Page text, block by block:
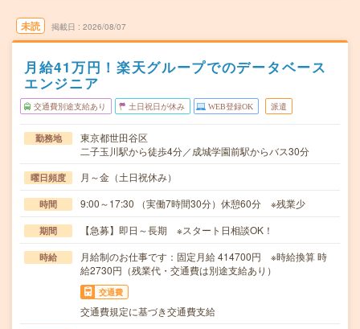
未読 掲載日 2026/08/07
月給41万円！楽天グループでのデータベース
エンジニア
交通費別途支給あり 土日祝日が休み WEB登録OK 派遣
勤務地
東京都世田谷区
二子玉川駅から徒歩4分／成城学園前駅からバス30分
曜日頻度 月～金（土日祝休み）
時間 9:00～17:30 （実働7時間30分）休憩60分 ※残業少
期間 【急募】即日～長期 ※スタート日相談OK！
時給
月給制のお仕事です：固定月給 414700円 ※時給換算 時
給2730円（残業代・交通費は別途支給あり）
交通費
交通費規定に基づき交通費支給